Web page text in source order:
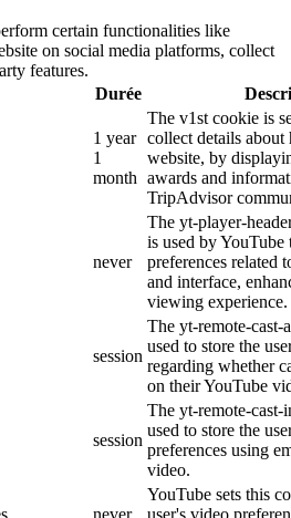
certain functionalities like
on social media platforms, collect
features.
Durée
1 year
1
month
The v1st cookie is
collect details
website, by
awards and
TripAdvisor
never
The yt-player-
is used by YouTube
preferences related
and interface,
viewing experience.
session
The yt-remote-cast-
used to store the
regarding whether
on their YouTube
session
The yt-remote-cast-
used to store the
preferences using
video.
YouTube sets this